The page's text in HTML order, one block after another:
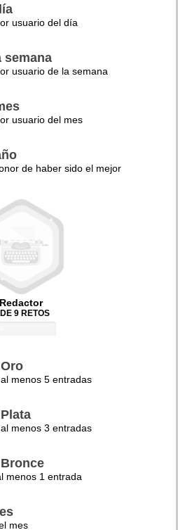
usuario del día
semana
usuario de la semana
usuario del mes
de haber sido el mejor
Redactor
9 RETOS
menos 5 entradas
menos 3 entradas
menos 1 entrada
mes